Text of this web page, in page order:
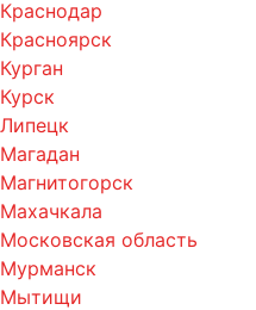
Краснодар
Красноярск
Курган
Курск
Липецк
Магадан
Магнитогорск
Махачкала
Московская область
Мурманск
Мытищи